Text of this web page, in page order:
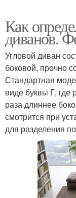
Как
диванов.
Угловой диван
боковой, прочно
Стандартная
виде буквы Г,
раза длиннее
смотрится при
для разделения